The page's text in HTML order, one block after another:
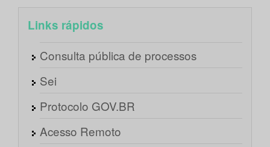
Links rápidos
Consulta pública de processos
Sei
Protocolo GOV.BR
Acesso Remoto